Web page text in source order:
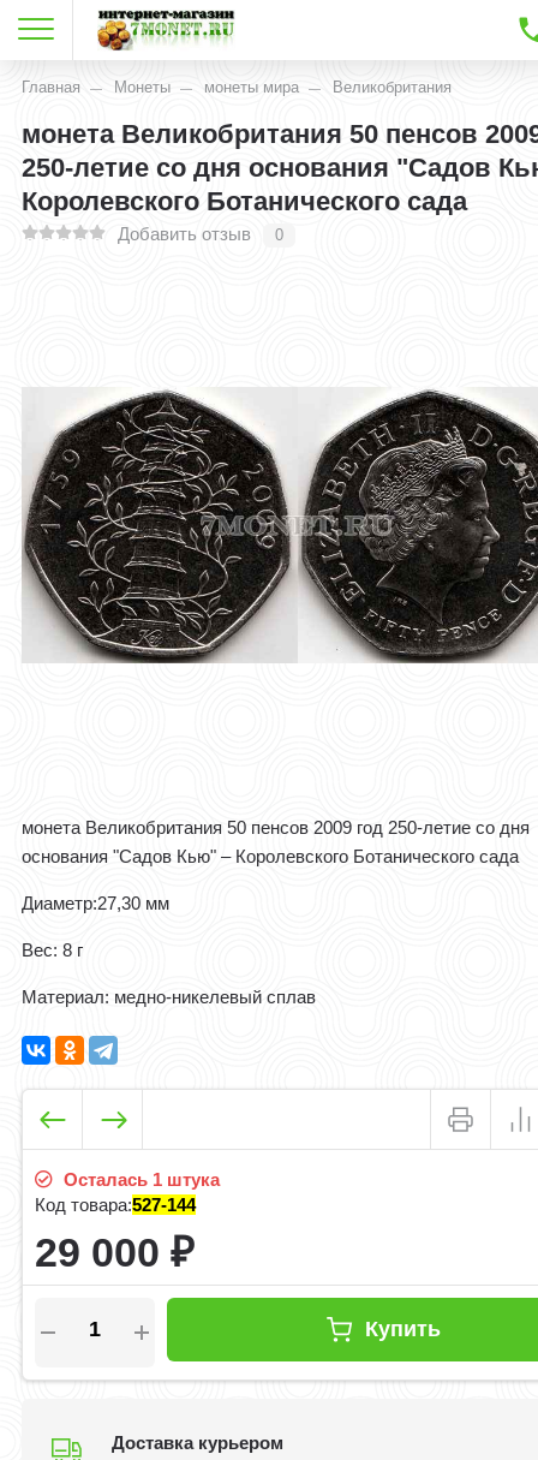
Главная Монеты монеты мира Великобритания
монета Великобритания 50 пенсов
250-летие со дня основания "Садов
Королевского Ботанического сада
Добавить отзыв 0
монета Великобритания 50 пенсов 2009 год 250-летие со дня
основания "Садов Кью" – Королевского Ботанического сада
Диаметр:27,30 мм
Вес: 8 г
Материал: медно-никелевый сплав
Осталась 1 штука
Код товара:527-144
29 000₽
Купить
Доставка курьером